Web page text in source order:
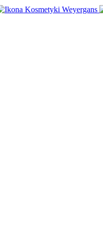
Kosmetyki Weyergans